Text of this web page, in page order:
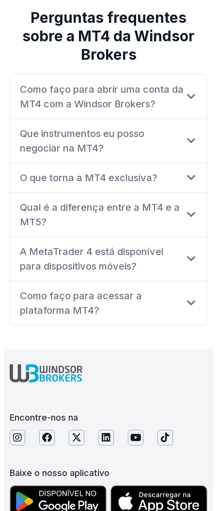
Perguntas frequentes
sobre a MT4 da Windsor
Brokers
Como faço para abrir uma conta da
MT4 com a Windsor Brokers?
Que instrumentos eu posso
negociar na MT4?
O que torna a MT4 exclusiva?
Qual é a diferença entre a MT4 e a
MT5?
A MetaTrader 4 está disponível
para dispositivos móveis?
Como faço para acessar a
plataforma MT4?
Encontre-nos na
Baixe o nosso aplicativo